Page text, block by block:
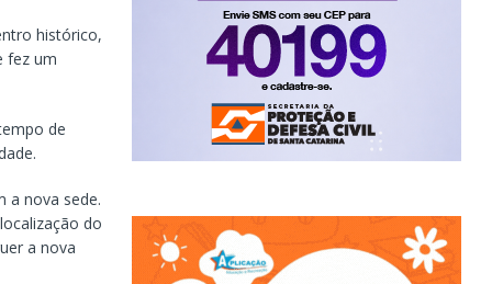
histórico,
fez um
de
a nova sede.
do
a nova